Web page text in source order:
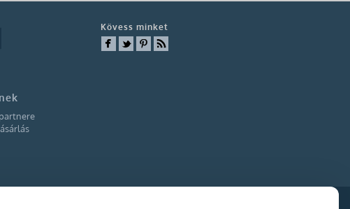
Kövess minket